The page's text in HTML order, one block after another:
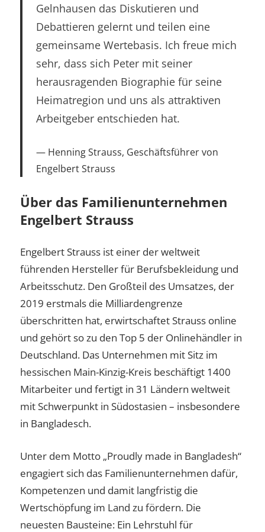
Gelnhausen das Diskutieren und
Debattieren gelernt und teilen eine
gemeinsame Wertebasis. Ich freue mich
sehr, dass sich Peter mit seiner
herausragenden Biographie für seine
Heimatregion und uns als attraktiven
Arbeitgeber entschieden hat.
Henning Strauss, Geschäftsführer von
Engelbert Strauss
Über das Familienunternehmen
Engelbert Strauss
Engelbert Strauss ist einer der weltweit
führenden Hersteller für Berufsbekleidung und
Arbeitsschutz. Den Großteil des Umsatzes, der
2019 erstmals die Milliardengrenze
überschritten hat, erwirtschaftet Strauss online
und gehört so zu den Top 5 der Onlinehändler in
Deutschland. Das Unternehmen mit Sitz im
hessischen Main-Kinzig-Kreis beschäftigt 1400
Mitarbeiter und fertigt in 31 Ländern weltweit
mit Schwerpunkt in Südostasien – insbesondere
in Bangladesch.
Unter dem Motto „Proudly made in Bangladesh“
engagiert sich das Familienunternehmen dafür,
Kompetenzen und damit langfristig die
Wertschöpfung im Land zu fördern. Die
neuesten Bausteine: Ein Lehrstuhl für